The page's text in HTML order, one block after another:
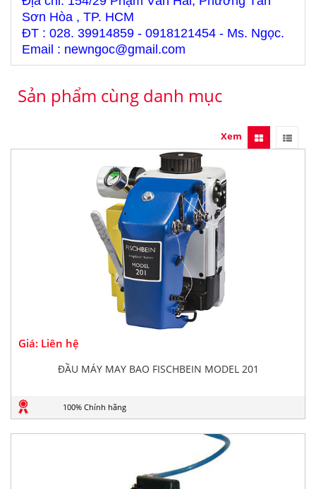
Sơn Hòa , TP. HCM
ĐT : 028. 39914859 - 0918121454 - Ms. Ngọc.
Email : newngoc@gmail.com
Sản phẩm cùng danh mục
Xem
Giá: Liên hệ
ĐẦU MÁY MAY BAO FISCHBEIN MODEL 201
100% Chính hãng